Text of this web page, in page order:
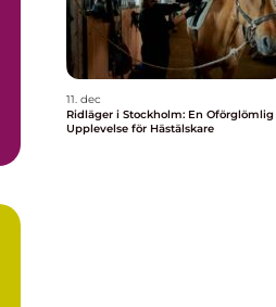
11. dec
Ridläger i Stockholm: En Oförglömlig
Upplevelse för Hästälskare